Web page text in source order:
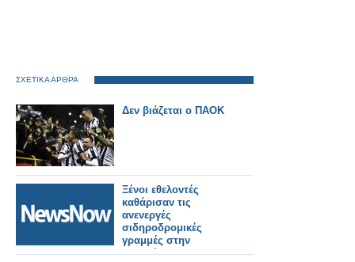
ΣΧΕΤΙΚΑ ΑΡΘΡΑ
Δεν βιάζεται ο ΠΑΟΚ
Ξένοι εθελοντές
καθάρισαν τις
ανενεργές
σιδηροδρομικές
γραμμές στην
Αρκαδία!